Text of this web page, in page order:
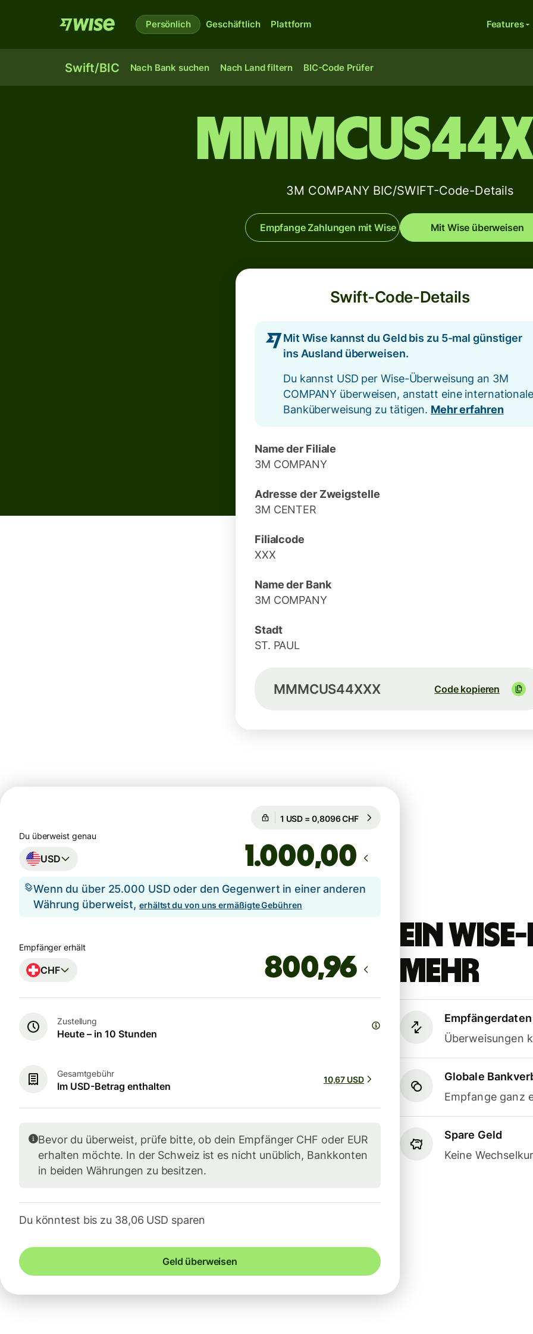
Persönlich Geschäftlich Plattform Features
Swift/BIC Nach Bank suchen Nach Land filtern BIC-Code Prüfer
3M COMPANY BIC/SWIFT-Code-Details
Empfange Zahlungen mit Wise Mit Wise überweisen
Swift-Code-Details
Mit Wise kannst du Geld bis zu 5-mal günstiger
ins Ausland überweisen.
Du kannst USD per Wise-Überweisung an 3M
COMPANY überweisen, anstatt eine internationale
Banküberweisung zu tätigen. Mehr erfahren
Name der Filiale
3M COMPANY
Adresse der Zweigstelle
3M CENTER
Filialcode
XXX
Name der Bank
3M COMPANY
Stadt
ST. PAUL
MMMCUS44XXX Code kopieren
Ein
mehr
Überweisungen
Globale
Empfange ganz
Spare Geld
Keine
Garantiert für 9 Std.
Du überweist genau
USD ,00
Wenn du über 25.000 USD oder den Gegenwert in einer anderen
Währung überweist, erhältst du von uns ermäßigte Gebühren
Empfänger erhält
CHF
Zustellung
Heute – in 10 Stunden
Gesamtgebühr
Im USD-Betrag enthalten
10,67 USD
Bevor du überweist, prüfe bitte, ob dein Empfänger CHF oder EUR
erhalten möchte. In der Schweiz ist es nicht unüblich, Bankkonten
in beiden Währungen zu besitzen.
Du könntest bis zu 38,06 USD sparen
Geld überweisen